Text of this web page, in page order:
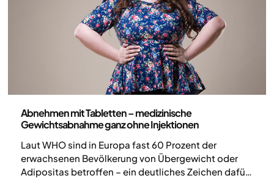
Abnehmen mit Tabletten – medizinische
Gewichtsabnahme ganz ohne Injektionen
Laut WHO sind in Europa fast 60 Prozent der
erwachsenen Bevölkerung von Übergewicht oder
Adipositas betroffen – ein deutliches Zeichen dafür,